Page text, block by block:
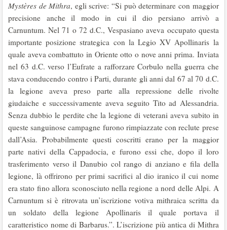
Mystères de Mithra, egli scrive: “Si può determinare con maggior
precisione anche il modo in cui il dio persiano arrivò a
Carnuntum. Nel 71 o 72 d.C., Vespasiano aveva occupato questa
importante posizione strategica con la Legio XV Apollinaris la
quale aveva combattuto in Oriente otto o nove anni prima. Inviata
nel 63 d.C. verso l’Eufrate a rafforzare Corbulo nella guerra che
stava conducendo contro i Parti, durante gli anni dal 67 al 70 d.C.
la legione aveva preso parte alla repressione delle rivolte
giudaiche e successivamente aveva seguito Tito ad Alessandria.
Senza dubbio le perdite che la legione di veterani aveva subito in
queste sanguinose campagne furono rimpiazzate con reclute prese
dall’Asia. Probabilmente questi coscritti erano per la maggior
parte nativi della Cappadocia, e furono essi che, dopo il loro
trasferimento verso il Danubio col rango di anziano e fila della
legione, là offrirono per primi sacrifici al dio iranico il cui nome
era stato fino allora sconosciuto nella regione a nord delle Alpi. A
Carnuntum si è ritrovata un’iscrizione votiva mithraica scritta da
un soldato della legione Apollinaris il quale portava il
caratteristico nome di Barbarus.”. L’iscrizione più antica di Mithra